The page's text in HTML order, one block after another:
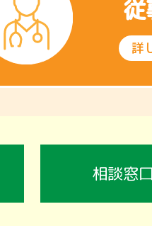
詳
相談窓